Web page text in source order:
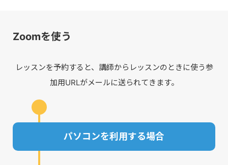
Zoomを使う
レッスンを予約すると、講師からレッスンのときに使う参
加用URLがメールに送られてきます。
パソコンを利用する場合